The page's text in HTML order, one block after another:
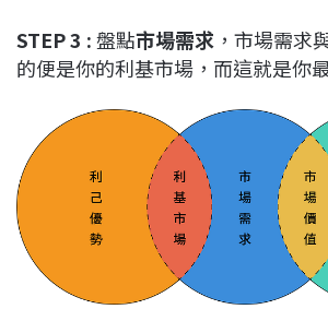
STEP 3 :盤點市場需求 ，市場需求
的便是你的利基市場，而這就是你